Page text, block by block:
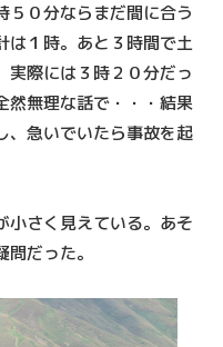
５０分ならまだ間に合う
は１時。あと３時間で土
実際には３時２０分だっ
然無理な話で・・・結果
、急いでいたら事故を起
小さく見えている。あそ
だった。